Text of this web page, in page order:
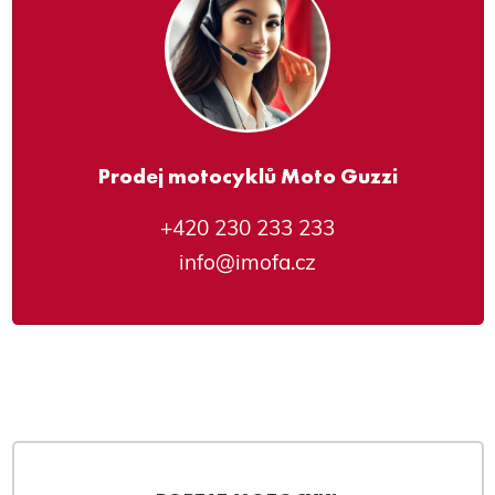
Prodej motocyklů Moto Guzzi
+420 230 233 233
info@imofa.cz